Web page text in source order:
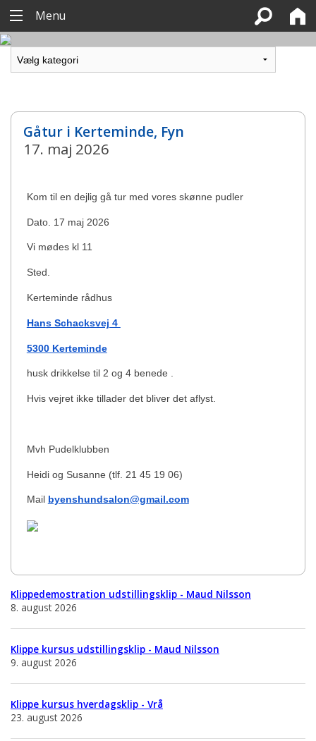
Menu
Gåtur i Kerteminde, Fyn
17. maj 2026
Kom til en dejlig gå tur med vores skønne pudler
Dato. 17 maj 2026
Vi mødes kl 11
Sted.
Kerteminde rådhus
Hans Schacksvej 4
5300 Kerteminde
husk drikkelse til 2 og 4 benede .
Hvis vejret ikke tillader det bliver det aflyst.
Mvh Pudelklubben
Heidi og Susanne (tlf. 21 45 19 06)
Mail byenshundsalon@gmail.com
Klippedemostration udstillingsklip - Maud Nilsson
8. august 2026
Klippe kursus udstillingsklip - Maud Nilsson
9. august 2026
Klippe kursus hverdagsklip - Vrå
23. august 2026